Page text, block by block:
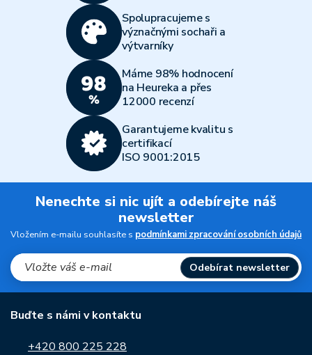
Spolupracujeme s
význačnými sochaři a
výtvarníky
Máme 98% hodnocení
na Heureka a přes
12000 recenzí
Garantujeme kvalitu s
certifikací
ISO 9001:2015
Nenechte si nic ujít a odebírejte náš
newsletter
Vložením e-mailu souhlasíte s podmínkami zpracování osobních údajů
Odebírat newsletter
Buďte s námi v kontaktu
+420 800 225 228